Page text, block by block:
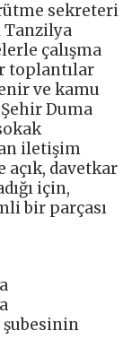
sekreteri
Tanzilya
çalışma
toplantılar
ve kamu
Duma
iletişim
davetkar
için,
bir parçası
şubesinin